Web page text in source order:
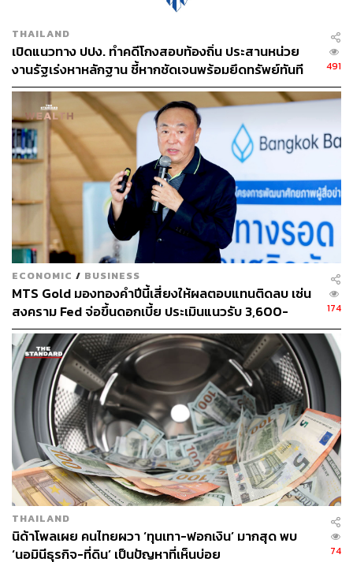
ต้องแจ้งลูกค้าว่าชิ้นนี้ค่ากำเหน็จเท่าไร แล้วต้องมีโลโก้ยี่ห้อ
ถ้าราคาทอง 40,000 บาท ต้องระบุให้ทราบว่าค่ากำเหน็จ
เท่าไร เช่น 1,000 บาท ต้องแสดงให้ทราบ ไม่ใช่อยู่ดีๆ ไปขาย
ราคาเกินโดยไม่บอกลูกค้า
ผมเป็นนายกสมาคม ต้องทำตัวเป็นตัวอย่าง ร้านผมแจ้งค่า
กำเหน็จแต่ละถาดที่วางทองและชั่งน้ำหนักให้ดูแต่ละชิ้น ระบุ
น้ำหนัก เปอร์เซ็นต์ 96.5% ต้องมีระบุในชิ้นงาน มีโลโก้ผู้ผลิต
ยี่ห้อจินฮั้วเฮง มีระบุหมด ทองรูปพรรณก็ระบุ ทำตาม
มาตรฐานที่ สคบ. ร่วมกับสมาคมค้าทองคำกำหนดออกมา
สามารถตรวจสอบได้
ถ้าซื้อให้ลูกหลานหรือเก็งกำไร สามารถซื้อทองแท่งเพียวๆ
96.5% เช่นเดียวกับทองรูปพรรณ แต่ถ้าทอง 99.99% ต้องมี
น้ำหนักแท่ง 1 กิโลกรัมและมาจากนอก
ส่วนทองแท่งของจินฮั้วเฮงตอนนี้ สำหรับลูกค้าที่มีเงินไม่มาก
ก็สามารถซื้อทองแท่งที่ราคาไม่สูง มีเงินหลักพันก็สามารถ
ซื้อได้ มี 0.3 กรัม เล็กๆ อยู่ในการ์ด และมี 1 กรัม นอกจากนี้
ยังมี 5-10 บาท เหล่านี้ราคาซื้อขายเป็นทองคำแท่งไม่มีค่า
กำเหน็จ เวลาขายราคาดีกว่าทองรูปพรรณ เพราะทองรูป
พรรณมีน้ำประสานที่เชื่อมแต่ละข้อและมีค่าแรง
THAILAND
เปิดแนวทาง ปปง. ทำคดีโกงสอบท้องถิ่น ประสานหน่วย
งานรัฐเร่งหาหลักฐาน ชี้หากชัดเจนพร้อมยึดทรัพย์ทันที
491
ECONOMIC / BUSINESS
MTS Gold มองทองคำปีนี้เสี่ยงให้ผลตอบแทนติดลบ เซ่น
สงคราม Fed จ่อขึ้นดอกเบี้ย ประเมินแนวรับ 3,600-
3,800 ดอลลาร์ต่อออนซ์
174
THAILAND
นิด้าโพลเผย คนไทยผวา ‘ทุนเทา-ฟอกเงิน’ มากสุด พบ
‘นอมินีธุรกิจ-ที่ดิน’ เป็นปัญหาที่เห็นบ่อย
74